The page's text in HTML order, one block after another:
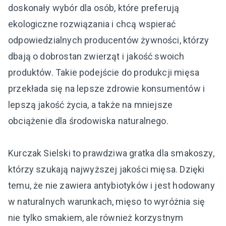
doskonały wybór dla osób, które preferują
ekologiczne rozwiązania i chcą wspierać
odpowiedzialnych producentów żywności, którzy
dbają o dobrostan zwierząt i jakość swoich
produktów. Takie podejście do produkcji mięsa
przekłada się na lepsze zdrowie konsumentów i
lepszą jakość życia, a także na mniejsze
obciążenie dla środowiska naturalnego.
Kurczak Sielski to prawdziwa gratka dla smakoszy,
którzy szukają najwyższej jakości mięsa. Dzięki
temu, że nie zawiera antybiotyków i jest hodowany
w naturalnych warunkach, mięso to wyróżnia się
nie tylko smakiem, ale również korzystnym